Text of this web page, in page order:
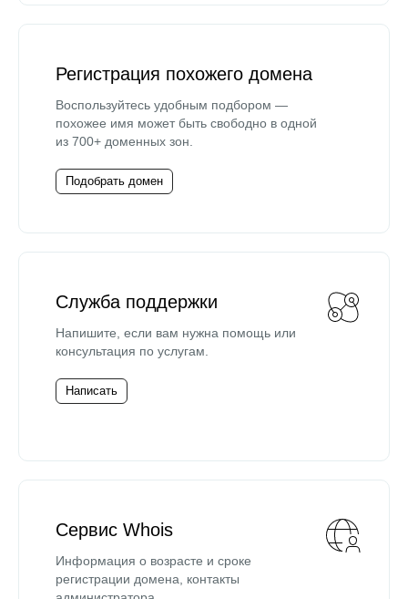
Регистрация похожего домена
Воспользуйтесь удобным подбором —
похожее имя может быть свободно в одной
из 700+ доменных зон.
Подобрать домен
Служба поддержки
Напишите, если вам нужна помощь или
консультация по услугам.
Написать
Сервис Whois
Информация о возрасте и сроке
регистрации домена, контакты